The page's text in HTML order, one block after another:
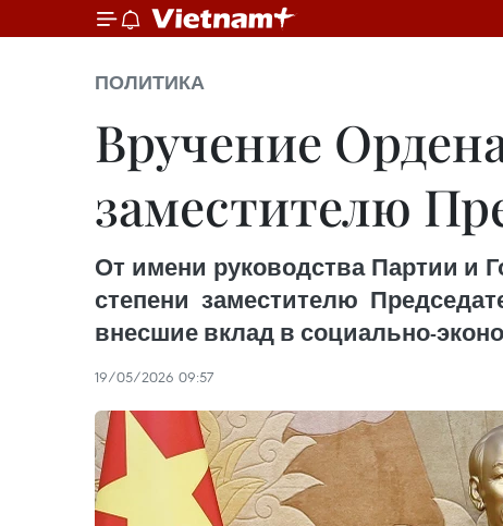
ПОЛИТИКА
Вручение
заместителю
От имени руководства Партии и
степени заместителю
внесшие вклад в социально-
19/05/2026 09:57